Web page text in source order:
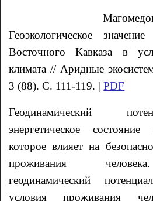
Геоэкологическое
Восточного Кавказа в
климата // Аридные
3 (88). С. 111-119. |PDF
Геодинамический
энергетическое
которое влияет на
проживания
геодинамический
условия проживания